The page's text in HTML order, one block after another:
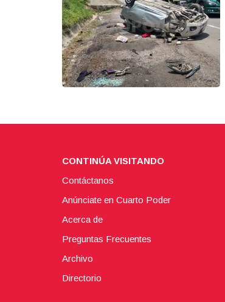
CONTINÚA VISITANDO
Contáctanos
Anúnciate en Cuarto Poder
Acerca de
Preguntas Frecuentes
Archivo
Directorio